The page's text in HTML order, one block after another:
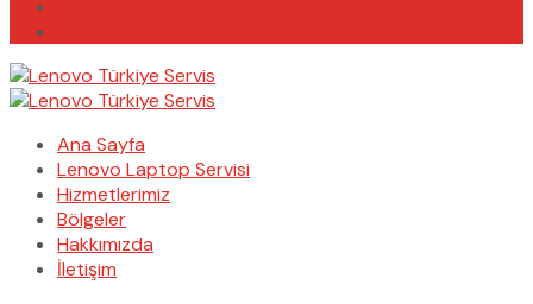
Ana Sayfa
Lenovo Laptop Servisi
Hizmetlerimiz
Bölgeler
Hakkımızda
İletişim